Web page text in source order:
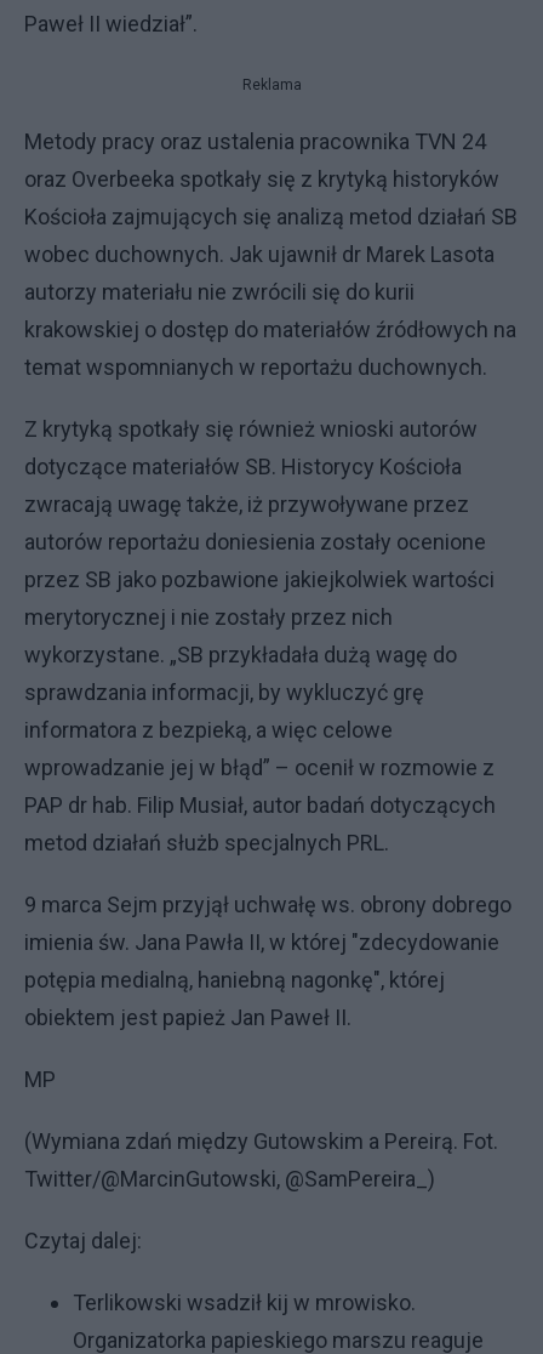
Paweł II wiedział”.
Reklama
Metody pracy oraz ustalenia pracownika TVN 24
oraz Overbeeka spotkały się z krytyką historyków
Kościoła zajmujących się analizą metod działań SB
wobec duchownych. Jak ujawnił dr Marek Lasota
autorzy materiału nie zwrócili się do kurii
krakowskiej o dostęp do materiałów źródłowych na
temat wspomnianych w reportażu duchownych.
Z krytyką spotkały się również wnioski autorów
dotyczące materiałów SB. Historycy Kościoła
zwracają uwagę także, iż przywoływane przez
autorów reportażu doniesienia zostały ocenione
przez SB jako pozbawione jakiejkolwiek wartości
merytorycznej i nie zostały przez nich
wykorzystane. „SB przykładała dużą wagę do
sprawdzania informacji, by wykluczyć grę
informatora z bezpieką, a więc celowe
wprowadzanie jej w błąd” – ocenił w rozmowie z
PAP dr hab. Filip Musiał, autor badań dotyczących
metod działań służb specjalnych PRL.
9 marca Sejm przyjął uchwałę ws. obrony dobrego
imienia św. Jana Pawła II, w której "zdecydowanie
potępia medialną, haniebną nagonkę", której
obiektem jest papież Jan Paweł II.
MP
(Wymiana zdań między Gutowskim a Pereirą. Fot.
Twitter/@MarcinGutowski, @SamPereira_)
Czytaj dalej:
Terlikowski wsadził kij w mrowisko.
Organizatorka papieskiego marszu reaguje